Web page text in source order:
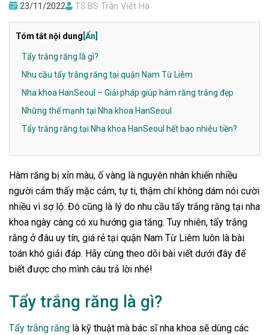
23/11/2022 TS.BS Trần Việt Hà
Tóm tắt nội dung [Ẩn]
Tẩy trắng răng là gì?
Nhu cầu tẩy trắng răng tại quận Nam Từ Liêm
Nha khoa HanSeoul – Giải pháp giúp hàm răng trắng đẹp
Những thế mạnh tại Nha khoa HanSeoul
Tẩy trắng răng tại Nha khoa HanSeoul hết bao nhiêu tiền?
Hàm răng bị xỉn màu, ố vàng là nguyên nhân khiến nhiều
người cảm thấy mặc cảm, tự ti, thậm chí không dám nói cười
nhiều vì sợ lộ. Đó cũng là lý do nhu cầu tẩy trắng răng tại nha
khoa ngày càng có xu hướng gia tăng. Tuy nhiên, tẩy trắng
răng ở đâu uy tín, giá rẻ tại quận Nam Từ Liêm luôn là bài
toán khó giải đáp. Hãy cùng theo dõi bài viết dưới đây để
biết được cho mình câu trả lời nhé!
Tẩy trắng răng là gì?
Tẩy trắng răng là kỹ thuật mà bác sĩ nha khoa sẽ dùng các